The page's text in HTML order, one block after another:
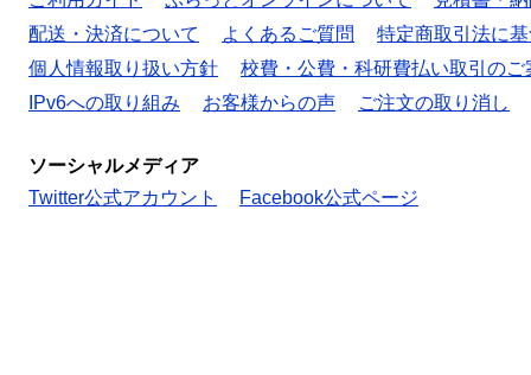
配送・決済について
よくあるご質問
特定商取引法に
個人情報取り扱い方針
校費・公費・科研費払い取引のご
IPv6への取り組み
お客様からの声 ご注文の取り消し
ソーシャルメディア
Twitter公式アカウント
Facebook公式ページ